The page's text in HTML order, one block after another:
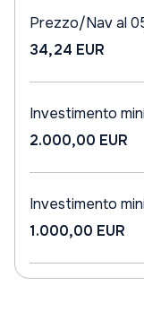
Prezzo/Nav al
34,24 EUR
Investimento
2.000,00 EUR
Investimento
1.000,00 EUR